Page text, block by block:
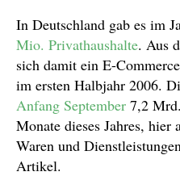
In Deutschland gab es im
Mio. Privathaushalte. Aus
sich damit ein E-
im ersten Halbjahr 2006.
Anfang September 7,2
Monate dieses Jahres,
Waren und
Artikel.